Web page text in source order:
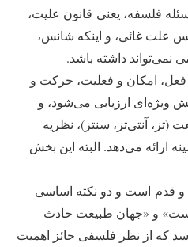
فلسفه، یعنی قانون علیت،
علت غائی، و اینکه شانس،
نمی‌تواند داشته باشد.
فعل، امکان و فعلیت، حرکت و
ویژه‌ای ارزیابی می‌شود، و
(تز، آنتی‌تز، سنتز)، نظریه
ارائه می‌دهد. البته این بخش
و قدم است و دو نکته اساسی
و «جهان طبیعت حادث
که از نظر فلسفی حائز اهمیت